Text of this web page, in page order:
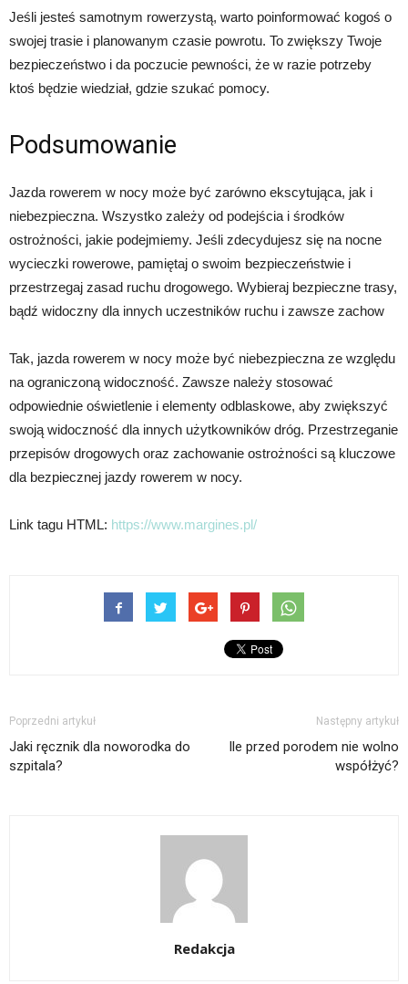
Jeśli jesteś samotnym rowerzystą, warto poinformować kogoś o
swojej trasie i planowanym czasie powrotu. To zwiększy Twoje
bezpieczeństwo i da poczucie pewności, że w razie potrzeby
ktoś będzie wiedział, gdzie szukać pomocy.
Podsumowanie
Jazda rowerem w nocy może być zarówno ekscytująca, jak i
niebezpieczna. Wszystko zależy od podejścia i środków
ostrożności, jakie podejmiemy. Jeśli zdecydujesz się na nocne
wycieczki rowerowe, pamiętaj o swoim bezpieczeństwie i
przestrzegaj zasad ruchu drogowego. Wybieraj bezpieczne trasy,
bądź widoczny dla innych uczestników ruchu i zawsze zachow
Tak, jazda rowerem w nocy może być niebezpieczna ze względu
na ograniczoną widoczność. Zawsze należy stosować
odpowiednie oświetlenie i elementy odblaskowe, aby zwiększyć
swoją widoczność dla innych użytkowników dróg. Przestrzeganie
przepisów drogowych oraz zachowanie ostrożności są kluczowe
dla bezpiecznej jazdy rowerem w nocy.
Link tagu HTML: https://www.margines.pl/
Poprzedni artykuł
Jaki ręcznik dla noworodka do
szpitala?
Następny artykuł
Ile przed porodem nie wolno
współżyć?
Redakcja